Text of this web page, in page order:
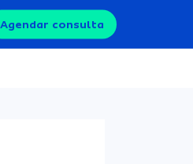
Agendar consulta